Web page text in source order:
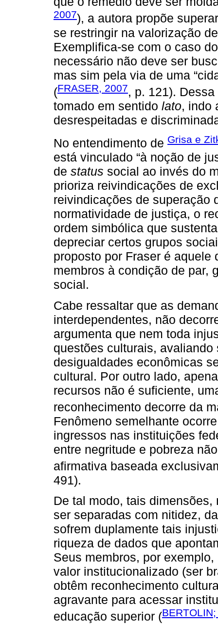
2007), a autora propõe
se restringir na valorização
Exemplifica-se com o caso
necessário não deve ser
mas sim pela via de uma
(FRASER, 2007, p. 121).
tomado em sentido lato, indo
desrespeitadas e
No entendimento de Grisa e
está vinculado “à noção de
de status social ao invés do
prioriza reivindicações de
reivindicações de superação
normatividade de justiça, o
ordem simbólica que
depreciar certos grupos
proposto por Fraser é aquele
membros à condição de par,
social.
Cabe ressaltar que as
interdependentes, não
argumenta que nem toda
questões culturais,
desigualdades econômicas
cultural. Por outro lado,
recursos não é suficiente,
reconhecimento decorre da
Fenômeno semelhante
ingressos nas instituições
entre negritude e pobreza
afirmativa baseada
491).
De tal modo, tais
ser separadas com nitidez,
sofrem duplamente tais
riqueza de dados que
Seus membros, por
valor institucionalizado (ser
obtêm reconhecimento
agravante para acessar
educação superior (